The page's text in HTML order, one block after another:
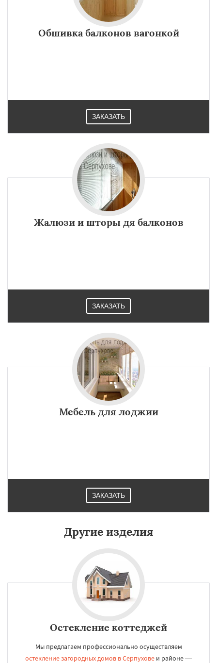
Обшивка балконов вагонкой
ЗАКАЗАТЬ
Жалюзи и шторы дя балконов
ЗАКАЗАТЬ
Мебель для лоджии
ЗАКАЗАТЬ
Другие изделия
Остекление коттеджей
Мы предлагаем профессионально осуществляем
остекление загородных домов в Серпухове и районе —